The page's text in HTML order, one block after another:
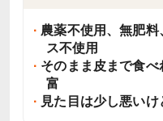
農薬不使用、無肥料
ス不使用
そのまま皮まで食
富
見た目は少し悪い